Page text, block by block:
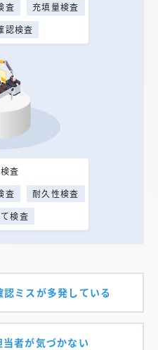
査
充填量検査
認検査
査
査
耐久性検査
検査
認ミスが多発している
当者が気づかない